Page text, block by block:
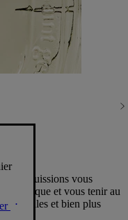
nous puissions vous
Diptyque et vous tenir au
spéciales et bien plus